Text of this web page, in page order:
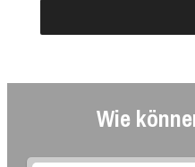
Wie